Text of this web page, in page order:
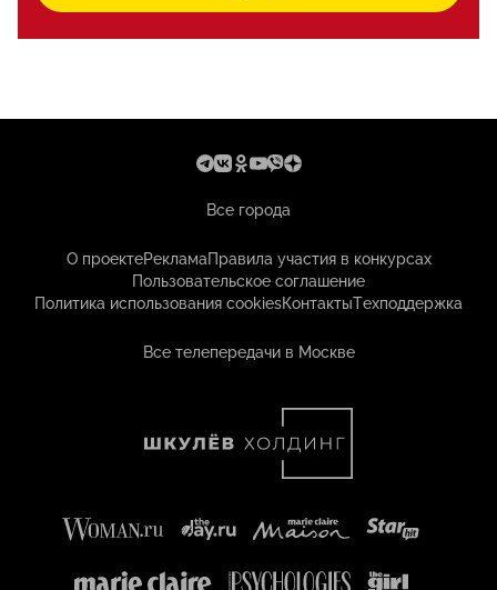
Все города
О проектеРекламаПравила участия в конкурсах
Пользовательское соглашение
Политика использования cookiesКонтактыТехподдержка
Все телепередачи в Москве